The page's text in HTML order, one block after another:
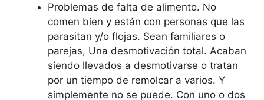
Problemas de falta de alimento. No
comen bien y están con personas que las
parasitan y/o flojas. Sean familiares o
parejas, Una desmotivación total. Acaban
siendo llevados a desmotivarse o tratan
por un tiempo de remolcar a varios. Y
simplemente no se puede. Con uno o dos